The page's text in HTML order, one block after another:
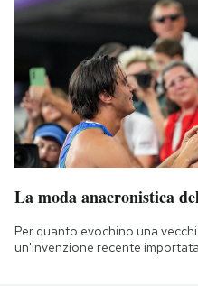
La moda anacronistica
Per quanto evochino una
un'invenzione recente